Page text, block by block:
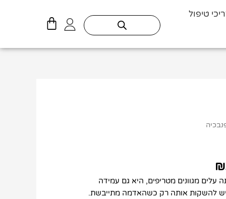
טיפול
עגלת
₪
טווח
עלים מגוונים מטריפים, היא גם עמידה
להשקות אותה רק כשהאדמה מתייבשת.